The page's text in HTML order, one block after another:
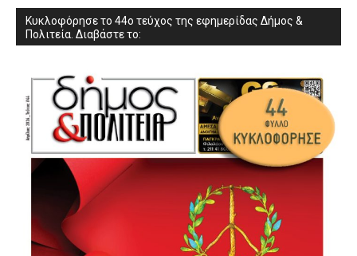
Κυκλοφόρησε το 44ο τεύχος της εφημερίδας Δήμος &
Πολιτεία. Διαβάστε το: